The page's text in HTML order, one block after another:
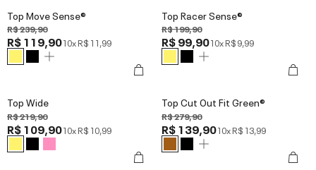
Top Move Sense®
R$ 239,90
R$ 119,9010xR$ 11,99
Top Racer Sense®
R$ 199,90
R$ 99,9010xR$ 9,99
Top Wide
R$ 219,90
R$ 109,9010xR$ 10,99
Top Cut Out Fit Green®
R$ 279,90
R$ 139,9010xR$ 13,99